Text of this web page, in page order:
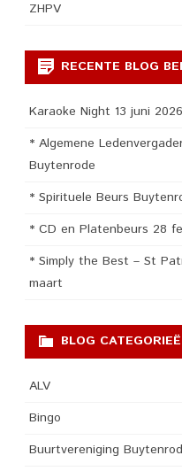
ZHPV
RECENTE BLOG
Karaoke Night 13 juni 2026
* Algemene
Buytenrode
* Spirituele Beurs
* CD en Platenbeurs 28
* Simply the Best – St
maart
BLOG
ALV
Bingo
Buurtvereniging